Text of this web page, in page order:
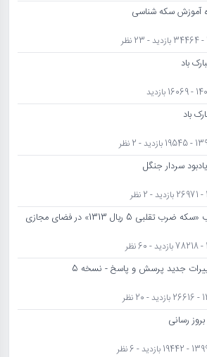
آموزش سکه شناسی
سردار جنگل
هشدار؛ مراقب «سکه ضرب تقلبی 5 ریال 1313» در فضای مجازی
جدید پرسش و پاسخ - نسخه 5
رسانی